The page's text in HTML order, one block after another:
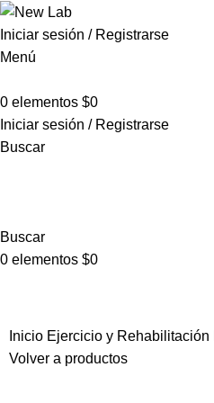
Iniciar sesión / Registrarse
Menú
0 elementos $0
Iniciar sesión / Registrarse
Buscar
Buscar
0 elementos $0
Inicio Ejercicio y Rehabilitación
Volver a productos